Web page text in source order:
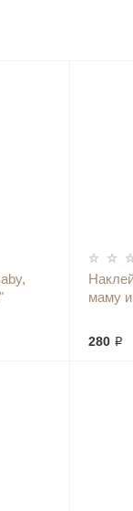
маму
280 ₽